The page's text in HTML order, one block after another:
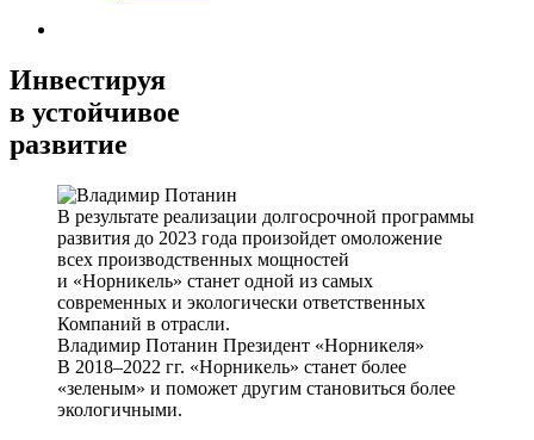
Инвестируя
в устойчивое
развитие
В результате реализации долгосрочной программы
развития до 2023 года произойдет омоложение
всех производственных мощностей
и «Норникель» станет одной из самых
современных и экологически ответственных
Компаний в отрасли.
Владимир Потанин Президент «Норникеля»
В 2018–2022 гг. «Норникель» станет более
«зеленым» и поможет другим становиться более
экологичными.